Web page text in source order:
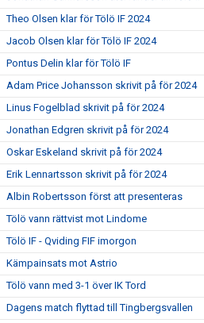
Theo Olsen klar för Tölö IF 2024
Jacob Olsen klar för Tölö IF 2024
Pontus Delin klar för Tölö IF
Adam Price Johansson skrivit på för 2024
Linus Fogelblad skrivit på för 2024
Jonathan Edgren skrivit på för 2024
Oskar Eskeland skrivit på för 2024
Erik Lennartsson skrivit på för 2024
Albin Robertsson först att presenteras
Tölö vann rättvist mot Lindome
Tölö IF - Qviding FIF imorgon
Kämpainsats mot Astrio
Tölö vann med 3-1 över IK Tord
Dagens match flyttad till Tingbergsvallen